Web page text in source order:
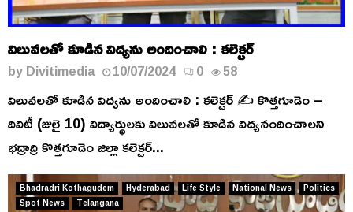
విలువలతో కూడిన విద్యను అందించాలి : కలెక్టర్
byDivitimedia 10/07/2024 0 58
విలువలతో కూడిన విద్యను అందించాలి : కలెక్టర్ ✍️ కొత్తగూడెం –
దివిటీ (జులై 10) విద్యార్థులకు విలువలతో కూడిన విద్యనందించాలని
భద్రాద్రి కొత్తగూడెం జిల్లా కలెక్టర్...
Bhadradri Kothagudem Hyderabad Life Style National News
Politics
Spot News
Telangana